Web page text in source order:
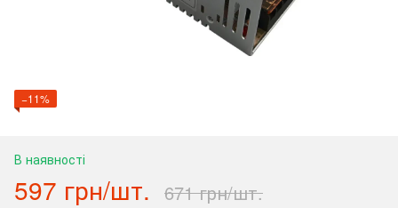
−11%
В наявності
597 грн/шт. 671 грн/шт.